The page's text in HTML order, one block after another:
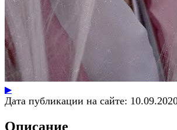
▶
Дата публикации на сайте:
Описание